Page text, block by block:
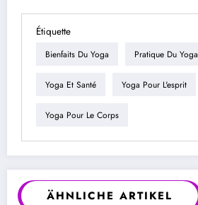
Étiquette
Bienfaits Du Yoga Pratique Du Yoga
Yoga Et Santé Yoga Pour L'esprit
Yoga Pour Le Corps
ÄHNLICHE ARTIKEL